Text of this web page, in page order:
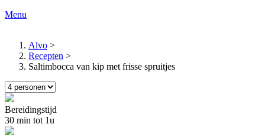
Menu
Kruimelpad
Alvo >
Recepten >
Saltimbocca van kip met frisse spruitjes
Bereidingstijd
30 min tot 1u